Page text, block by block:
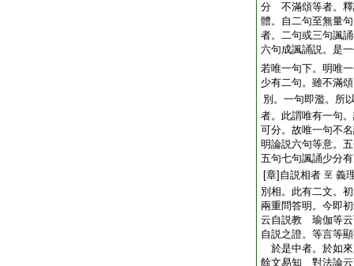
分 不滿頌等者。釋
體。自二句至無量
者。二句或三句諷
六句成諷誦説。是
若唯一句下。明唯
少有二句。雖不滿
別。一句即濫。所
者。此謂唯有一句
可分。故唯一句不
明論説六句等意。
五句七句諷誦少分
[章]自説相者 至 義
別相。此有二文。
兩重問答明。今即
云自説教 瑜伽等云
自説之證。等言等
於是中者。於如
餘文易知 對法論云